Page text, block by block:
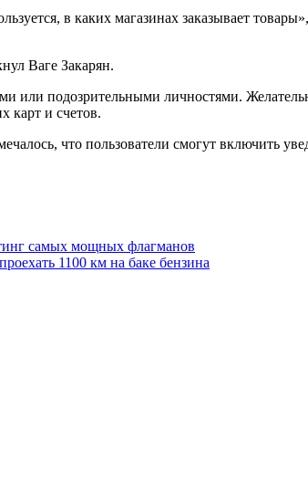
в каких магазинах заказывает
Ваге Закарян.
или подозрительными личностями.
карт и счетов.
что пользователи смогут включить
самых мощных флагманов
1100 км на баке бензина